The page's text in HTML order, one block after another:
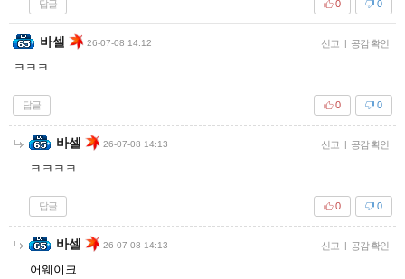
답글 0
0
바셀 26-07-08 14:12 신고 | 공감 확인
ㅋㅋㅋ
답글 0
0
바셀 26-07-08 14:13 신고 | 공감 확인
ㅋㅋㅋㅋ
답글 0
0
바셀 26-07-08 14:13 신고 | 공감 확인
어웨이크